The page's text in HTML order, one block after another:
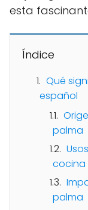
esta
Índice
Qué
español
palma
cocina
palma